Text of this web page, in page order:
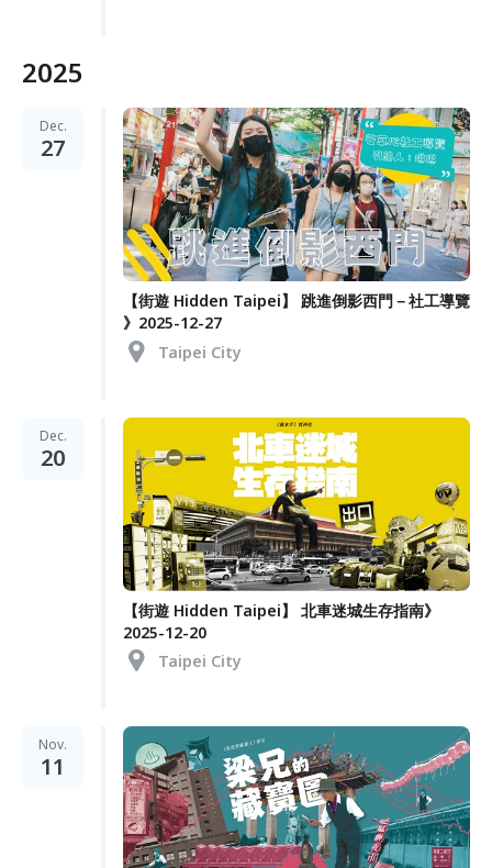
2025
Dec.
27
【街遊 Hidden Taipei】 跳進倒影西門－社工導覽
》2025-12-27
Taipei City
Dec.
20
【街遊 Hidden Taipei】 北車迷城生存指南》
2025-12-20
Taipei City
Nov.
11